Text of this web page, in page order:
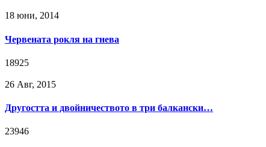
18 юни, 2014
Червената рокля на гнева
18925
26 Авг, 2015
Другостта и двойничеството в три балкански…
23946